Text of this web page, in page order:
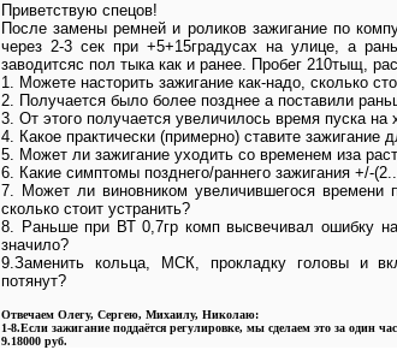
Приветствую спецов!
После замены ремней и роликов зажигание по
через 2-3 сек при +5+15градусах на улице, а
заводитсяс пол тыка как и ранее. Пробег 210тыщ,
1. Можете насторить зажигание как-надо, сколько
2. Получается было более позднее а поставили
3. От этого получается увеличилось время пуска на
4. Какое практически (примерно) ставите зажигание
5. Может ли зажигание уходить со временем иза
6. Какие симптомы позднего/раннего зажигания +/-
7. Может ли виновником увеличившегося времени
сколько стоит устранить?
8. Раньше при ВТ 0,7гр комп высвечивал ошибку
значило?
9.Заменить кольца, МСК, прокладку головы и
потянут?
Отвечаем Олегу, Сергею, Михаилу, Николаю:
1-8.Если зажигание поддаётся регулировке, мы сделаем это за один
9.18000 руб.